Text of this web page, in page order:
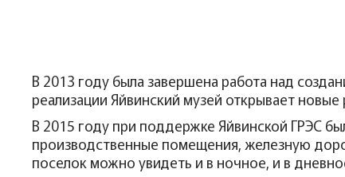
В 2013 году была завершена работа над
реализации Яйвинский музей открывает
В 2015 году при поддержке Яйвинской ГРЭС
производственные помещения, железную
поселок можно увидеть и в ночное, и в